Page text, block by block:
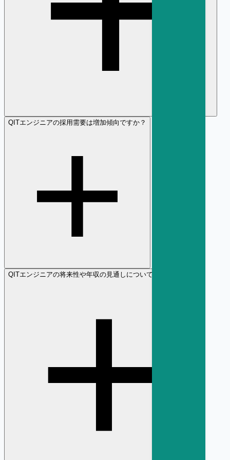
Q ITエンジニアの採用需要は増加傾向ですか？
Q ITエンジニアの将来性や年収の見通しについて教えてください